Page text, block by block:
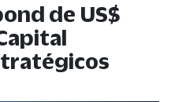
de US$